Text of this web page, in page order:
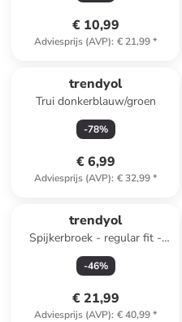
€ 10,99
Adviesprijs (AVP): € 21,99*
trendyol
Trui donkerblauw/groen
-78%
€ 6,99
Adviesprijs (AVP): € 32,99*
trendyol
Spijkerbroek - regular fit -
lichtblauw
-46%
€ 21,99
Adviesprijs (AVP): € 40,99*